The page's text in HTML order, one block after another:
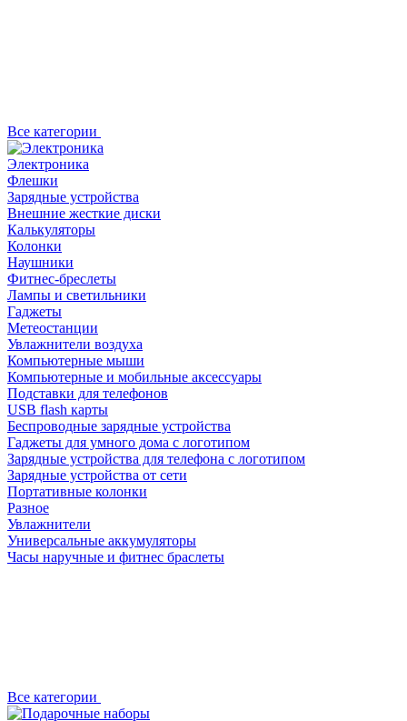
Все категории
Электроника
Флешки
Зарядные устройства
Внешние жесткие диски
Калькуляторы
Колонки
Наушники
Фитнес-бреслеты
Лампы и светильники
Гаджеты
Метеостанции
Увлажнители воздуха
Компьютерные мыши
Компьютерные и мобильные аксессуары
Подставки для телефонов
USB flash карты
Беспроводные зарядные устройства
Гаджеты для умного дома с логотипом
Зарядные устройства для телефона с логотипом
Зарядные устройства от сети
Портативные колонки
Разное
Увлажнители
Универсальные аккумуляторы
Часы наручные и фитнес браслеты
Все категории